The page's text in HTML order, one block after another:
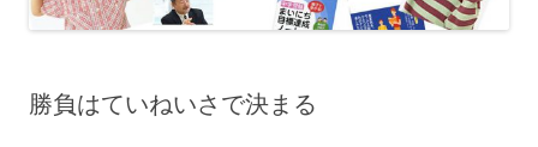
ッ
プ
勝負はていねいさで決まる